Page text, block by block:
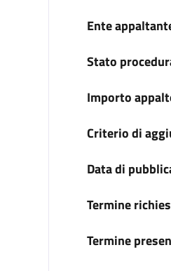
Ente
Stato
Importo
Criterio di
Data di
Termine
Termine